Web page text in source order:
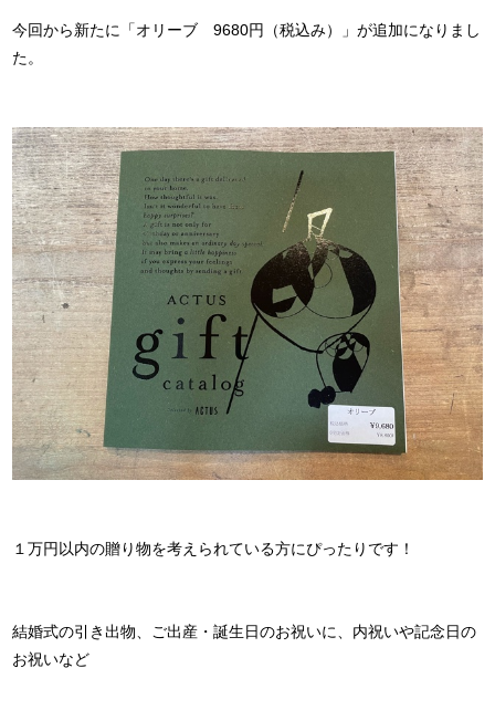
今回から新たに「オリーブ 9680円（税込み）」が追加になりまし
た。
１万円以内の贈り物を考えられている方にぴったりです！
結婚式の引き出物、ご出産・誕生日のお祝いに、内祝いや記念日の
お祝いなど